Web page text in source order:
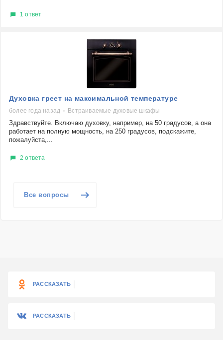
1 ответ
Духовка греет на максимальной температуре
более года назад Встраиваемые духовые шкафы
Здравствуйте. Включаю духовку, например, на 50 градусов, а она
работает на полную мощность, на 250 градусов, подскажите,
пожалуйста,...
2 ответа
Все вопросы
РАССКАЗАТЬ
РАССКАЗАТЬ